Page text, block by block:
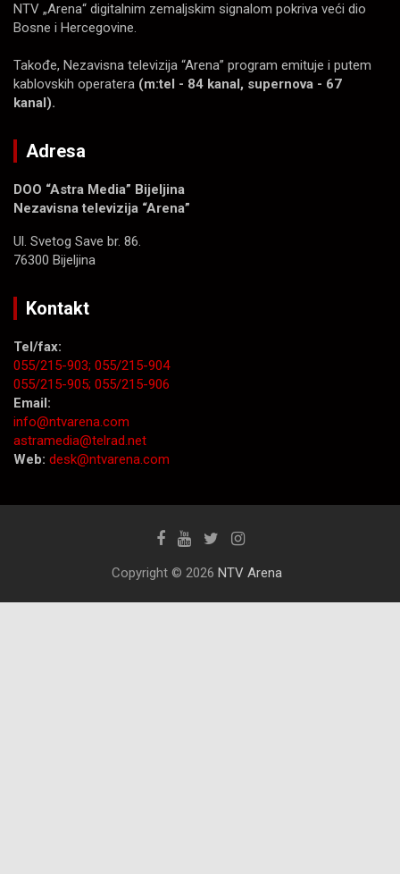
NTV „Arena“ digitalnim zemaljskim signalom pokriva veći dio
Bosne i Hercegovine.
Takođe, Nezavisna televizija “Arena” program emituje i putem
kablovskih operatera (m:tel - 84 kanal, supernova - 67
kanal).
Adresa
DOO “Astra Media” Bijeljina
Nezavisna televizija “Arena”
Ul. Svetog Save br. 86.
76300 Bijeljina
Kontakt
Tel/fax:
055/215-903; 055/215-904
055/215-905; 055/215-906
Email:
info@ntvarena.com
astramedia@telrad.net
Web: desk@ntvarena.com
Copyright © 2026 NTV Arena